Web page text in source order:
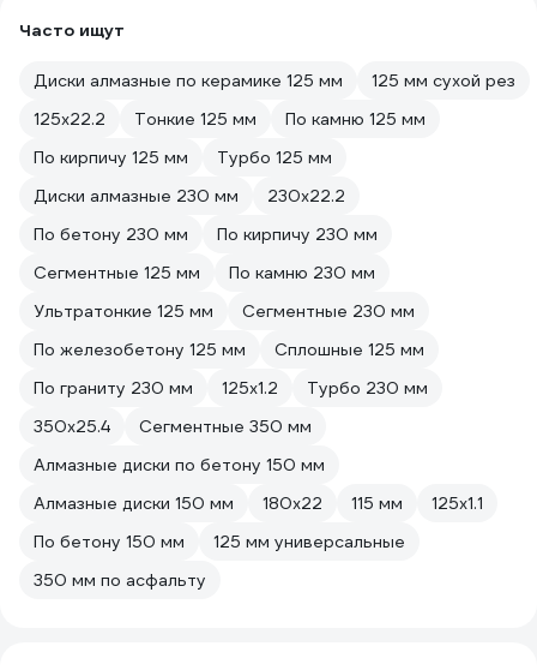
Часто ищут
Диски алмазные по керамике 125 мм
125 мм сухой рез
125х22.2
Тонкие 125 мм
По камню 125 мм
По кирпичу 125 мм
Турбо 125 мм
Диски алмазные 230 мм
230х22.2
По бетону 230 мм
По кирпичу 230 мм
Сегментные 125 мм
По камню 230 мм
Ультратонкие 125 мм
Сегментные 230 мм
По железобетону 125 мм
Сплошные 125 мм
По граниту 230 мм
125х1.2
Турбо 230 мм
350х25.4
Сегментные 350 мм
Алмазные диски по бетону 150 мм
Алмазные диски 150 мм
180х22 115 мм
125х1.1
По бетону 150 мм
125 мм универсальные
350 мм по асфальту